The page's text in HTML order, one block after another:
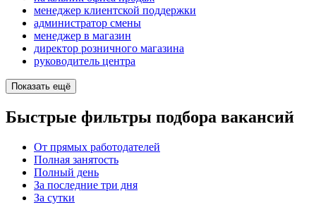
менеджер клиентской поддержки
администратор смены
менеджер в магазин
директор розничного магазина
руководитель центра
Показать ещё
Быстрые фильтры подбора вакансий
От прямых работодателей
Полная занятость
Полный день
За последние три дня
За сутки